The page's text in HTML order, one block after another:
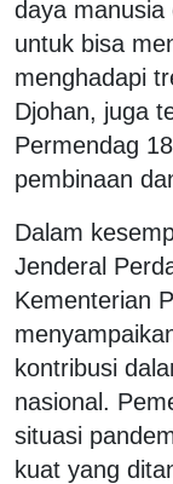
daya manusia
untuk bisa
menghadapi
Djohan, juga
Permendag
pembinaan
Dalam
Jenderal
Kementerian
kontribusi
nasional.
situasi
kuat yang